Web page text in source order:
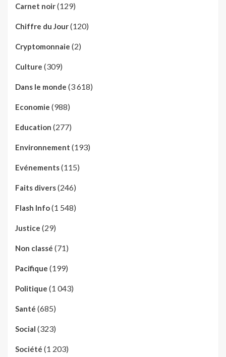
Carnet noir(129)
Chiffre du Jour(120)
Cryptomonnaie (2)
Culture (309)
Dans le monde (3 618)
Economie (988)
Education (277)
Environnement (193)
Evénements(115)
Faits divers(246)
Flash Info(1 548)
Justice (29)
Non classé (71)
Pacifique (199)
Politique (1 043)
Santé (685)
Social (323)
Société (1 203)